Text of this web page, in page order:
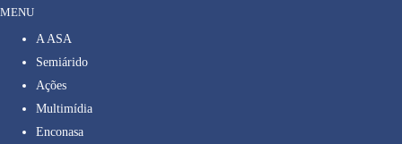
MENU
A ASA
Semiárido
Ações
Multimídia
Enconasa